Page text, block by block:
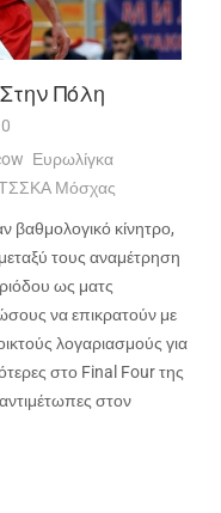
Πόλη
0
Ευρωλίγκα
Μόσχας
βαθμολογικό κίνητρο,
τους αναμέτρηση
ως ματς
να επικρατούν με
λογαριασμούς για
στο Final Fourτης
στον